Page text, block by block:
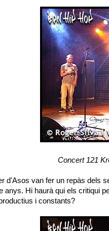
Concert 121
d'Asos van fer un repàs dels
anys. Hi haurà qui els critiqui
i constants?